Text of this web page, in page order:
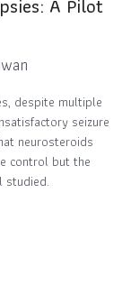
A Pilot
despite multiple
seizure
neurosteroids
control but the
studied.